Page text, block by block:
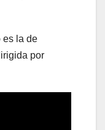
es la de
por